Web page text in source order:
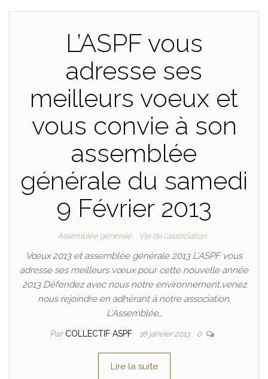
L’ASPF vous
adresse ses
meilleurs voeux et
vous convie à son
assemblée
générale du samedi
9 Février 2013
Assemblée générale Vie de l'association
Vœux 2013 et assemblée générale 2013 L’ASPF vous
adresse ses meilleurs vœux pour cette nouvelle année
2013 Défendez avec nous notre environnement,venez
nous rejoindre en adhérant à notre association.
L’Assemblée…
Par COLLECTIF ASPF 16 janvier 2013 0
Lire la suite